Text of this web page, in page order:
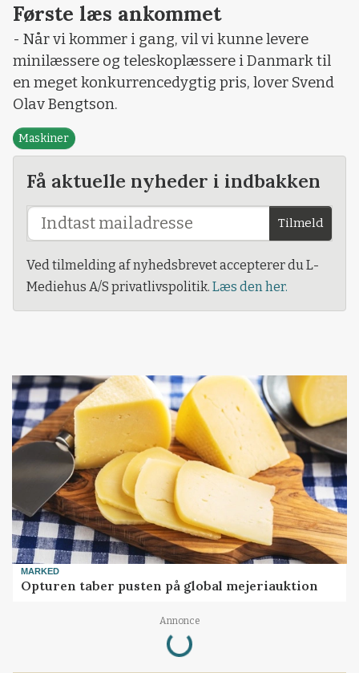
Første læs ankommet
- Når vi kommer i gang, vil vi kunne levere
minilæssere og teleskoplæssere i Danmark til
en meget konkurrencedygtig pris, lover Svend
Olav Bengtson.
Maskiner
Få aktuelle nyheder i indbakken
Tilmeld
Ved tilmelding af nyhedsbrevet accepterer du L-
Mediehus A/S privatlivspolitik. Læs den her.
MARKED
Opturen taber pusten på global mejeriauktion
Annonce
Loading...